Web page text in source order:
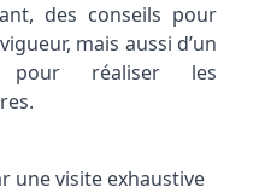
des conseils pour
mais aussi d’un
réaliser les
une visite exhaustive